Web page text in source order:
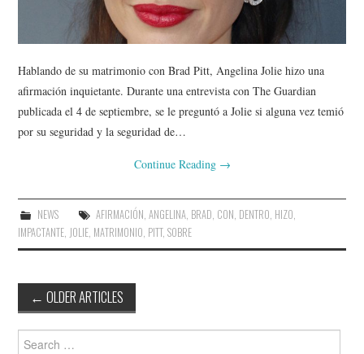
Hablando de su matrimonio con Brad Pitt, Angelina Jolie hizo una
afirmación inquietante. Durante una entrevista con The Guardian
publicada el 4 de septiembre, se le preguntó a Jolie si alguna vez temió
por su seguridad y la seguridad de…
Continue Reading →
NEWS AFIRMACIÓN, ANGELINA, BRAD, CON, DENTRO, HIZO,
IMPACTANTE, JOLIE, MATRIMONIO, PITT,SOBRE
Post
navigation
← OLDER ARTICLES
Search